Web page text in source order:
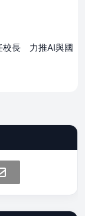
校長 力推AI與國